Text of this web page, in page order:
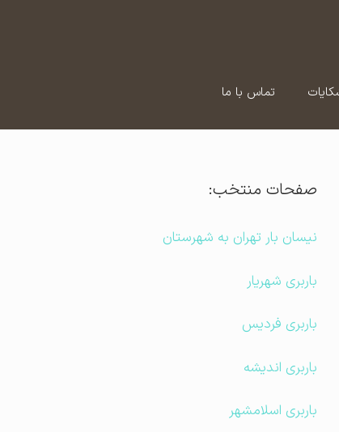
تماس با ما
صفحات منتخب:
نیسان بار تهران به شهرستان
باربری شهریار
باربری فردیس
باربری اندیشه
باربری اسلامشهر